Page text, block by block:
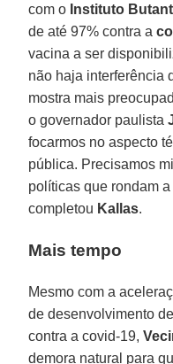
com o Instituto
de até 97% contra a
vacina a ser
não haja interferência
mostra mais
o governador paulista
focarmos no aspecto
pública. Precisamos
políticas que rondam
completou Kallas.
Mais tempo
Mesmo com a
de desenvolvimento
contra a covid-19,
demora natural para